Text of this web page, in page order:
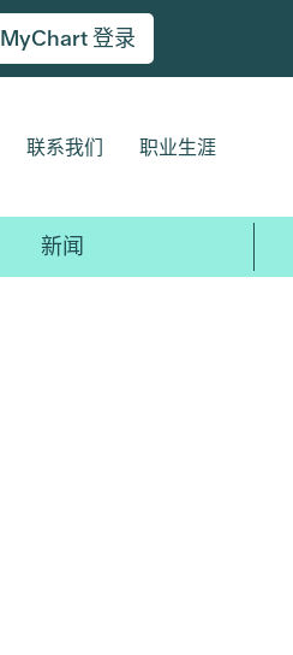
MyChart 登录
联系我们 职业生涯
新闻